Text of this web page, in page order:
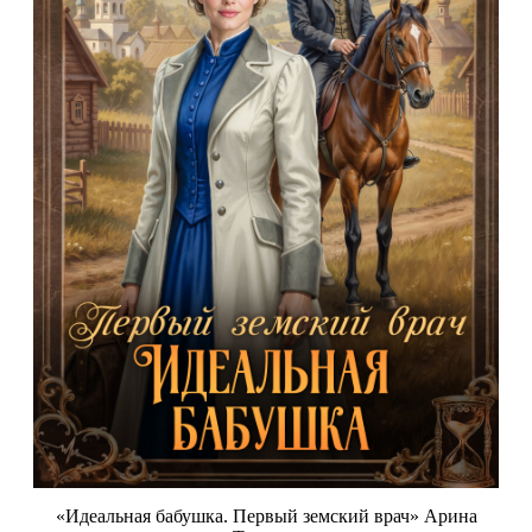
«Идеальная бабушка. Первый земский врач» Арина